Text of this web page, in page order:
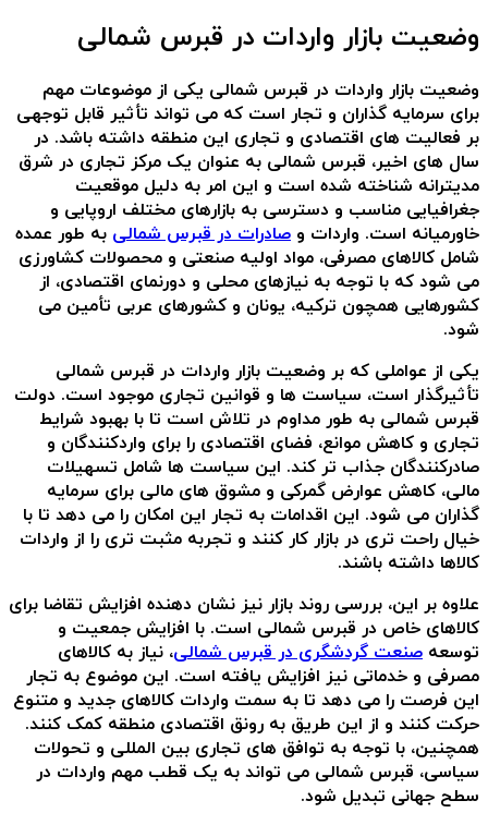
وضعیت بازار واردات در قبرس شمالی
وضعیت بازار واردات در قبرس شمالی یکی از موضوعات مهم
برای سرمایه گذاران و تجار است که می تواند تأثیر قابل توجهی
بر فعالیت های اقتصادی و تجاری این منطقه داشته باشد. در
سال های اخیر، قبرس شمالی به عنوان یک مرکز تجاری در شرق
مدیترانه شناخته شده است و این امر به دلیل موقعیت
جغرافیایی مناسب و دسترسی به بازارهای مختلف اروپایی و
خاورمیانه است. واردات و صادرات در قبرس شمالی به طور عمده
شامل کالاهای مصرفی، مواد اولیه صنعتی و محصولات کشاورزی
می شود که با توجه به نیازهای محلی و دورنمای اقتصادی، از
کشورهایی همچون ترکیه، یونان و کشورهای عربی تأمین می
شود.
یکی از عواملی که بر وضعیت بازار واردات در قبرس شمالی
تأثیرگذار است، سیاست ها و قوانین تجاری موجود است. دولت
قبرس شمالی به طور مداوم در تلاش است تا با بهبود شرایط
تجاری و کاهش موانع، فضای اقتصادی را برای واردکنندگان و
صادرکنندگان جذاب تر کند. این سیاست ها شامل تسهیلات
مالی، کاهش عوارض گمرکی و مشوق های مالی برای سرمایه
گذاران می شود. این اقدامات به تجار این امکان را می دهد تا با
خیال راحت تری در بازار کار کنند و تجربه مثبت تری را از واردات
کالاها داشته باشند.
علاوه بر این، بررسی روند بازار نیز نشان دهنده افزایش تقاضا برای
کالاهای خاص در قبرس شمالی است. با افزایش جمعیت و
توسعه صنعت گردشگری در قبرس شمالی، نیاز به کالاهای
مصرفی و خدماتی نیز افزایش یافته است. این موضوع به تجار
این فرصت را می دهد تا به سمت واردات کالاهای جدید و متنوع
حرکت کنند و از این طریق به رونق اقتصادی منطقه کمک کنند.
همچنین، با توجه به توافق های تجاری بین المللی و تحولات
سیاسی، قبرس شمالی می تواند به یک قطب مهم واردات در
سطح جهانی تبدیل شود.